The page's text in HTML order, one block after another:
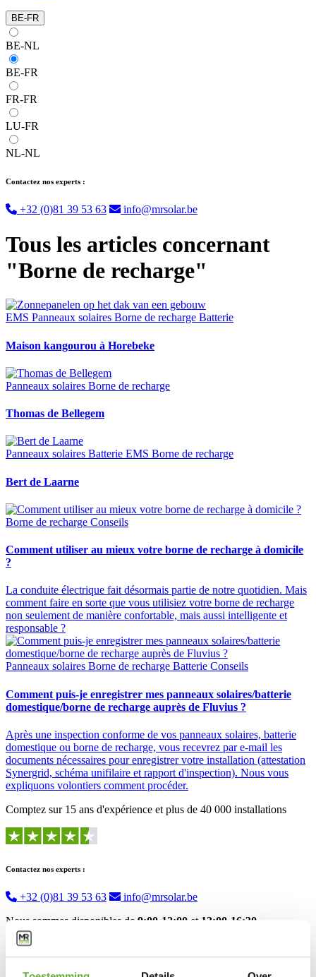
BE-FR
BE-NL
BE-FR
FR-FR
LU-FR
NL-NL
Contactez nos experts :
+32 (0)81 39 53 63 info@mrsolar.be
Tous les articles concernant
"Borne de recharge"
EMS Panneaux solaires Borne de recharge Batterie
Maison kangourou à Horebeke
Panneaux solaires Borne de recharge
Thomas de Bellegem
Panneaux solaires Batterie EMS Borne de recharge
Bert de Laarne
Borne de recharge Conseils
Comment utiliser au mieux votre borne de recharge à domicile
?
La conduite électrique fait désormais partie de notre quotidien. Mais
comment faire en sorte que vous utilisiez votre borne de recharge
non seulement de manière confortable, mais aussi intelligente et
responsable ?
Panneaux solaires Borne de recharge Batterie Conseils
Comment puis-je enregistrer mes panneaux solaires/batterie
domestique/borne de recharge auprès de Fluvius ?
Après une inspection conforme de vos panneaux solaires, batterie
domestique ou borne de recharge, vous recevrez par e-mail les
documents nécessaires pour enregistrer votre installation (attestation
Synergrid, schéma unifilaire et rapport d'inspection). Nous vous
expliquons volontiers comment procéder.
Comptez sur 15 ans d'expérience et plus de 40 000 installations
Contactez nos experts :
+32 (0)81 39 53 63
info@mrsolar.be
Nous sommes disponibles de 9:00-12:00 et 13:00-16:30